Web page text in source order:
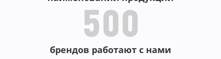
500
брендов работают с нами